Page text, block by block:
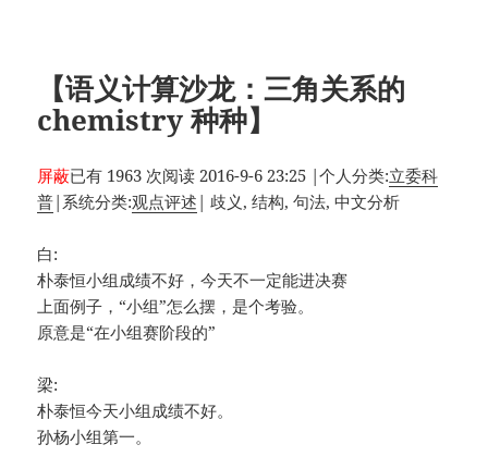
【语义计算沙龙：三角关系的
chemistry 种种】
屏蔽已有 1963 次阅读 2016-9-6 23:25 |个人分类:立委科
普| 系统分类:观点评述 | 歧义, 结构, 句法, 中文分析
白:
朴泰恒小组成绩不好，今天不一定能进决赛
上面例子，“小组”怎么摆，是个考验。
原意是“在小组赛阶段的”
梁:
朴泰恒今天小组成绩不好。
孙杨小组第一。